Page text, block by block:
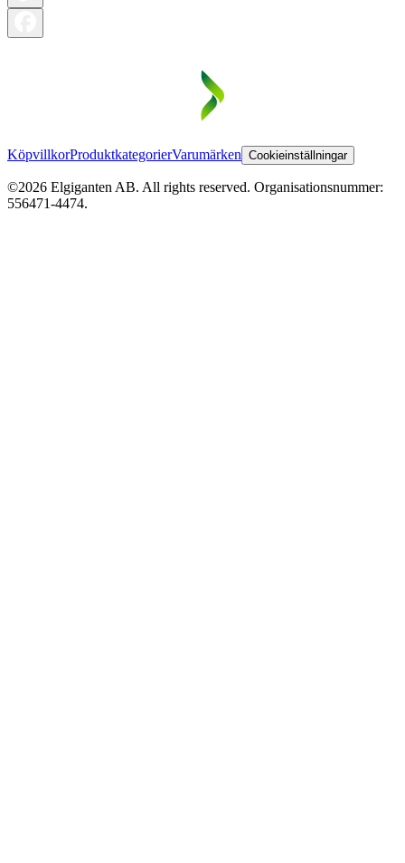
KöpvillkorProduktkategorierVarumärken Cookieinställningar
©2026 Elgiganten AB. All rights reserved. Organisationsnummer:
556471-4474.